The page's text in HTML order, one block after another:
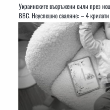
Украинските въоръжени сили през
ВВС. Неуспешно сваляне: – 4